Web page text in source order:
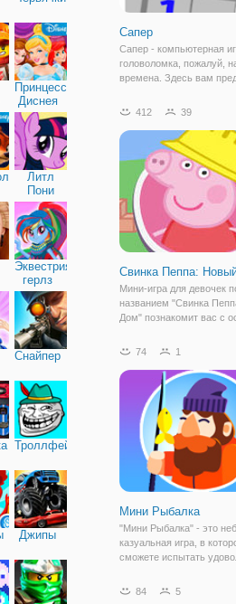
Принцессы
Диснея
Литл
Пони
Дружба
Эквестрия
герлз
Снайпер
Троллфейс
Джипы
Сапер
Сапер - компьютерная
головоломка, пожалуй,
времена. Здесь вам
проставляя на них
заключается в
Нажмите ЛКМ (левую
412 39
Свинка Пеппа:
Мини-игра для девочек
названием "Свинка
Дом" познакомит вас с
начинается с того, что
Мамы Свиньи, Пеппы и
Джорджа,
74 1
Мини Рыбалка
"Мини Рыбалка" - это
казуальная игра, в
сможете испытать
живописном лесном
84 5